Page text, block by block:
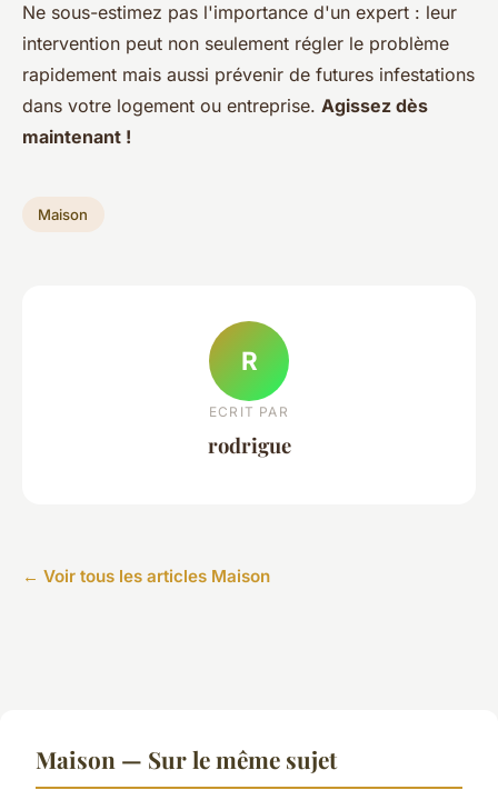
Ne sous-estimez pas l'importance d'un expert : leur
intervention peut non seulement régler le problème
rapidement mais aussi prévenir de futures infestations
dans votre logement ou entreprise. Agissez dès
maintenant !
Maison
R
ECRIT PAR
rodrigue
← Voir tous les articles Maison
Maison — Sur le même sujet